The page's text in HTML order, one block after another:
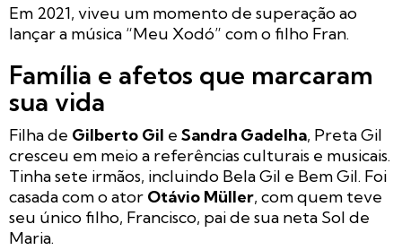
Em 2021, viveu um momento de superação ao
lançar a música “Meu Xodó” com o filho Fran.
Família e afetos que marcaram
sua vida
Filha de Gilberto Gil e Sandra Gadelha, Preta Gil
cresceu em meio a referências culturais e musicais.
Tinha sete irmãos, incluindo Bela Gil e Bem Gil. Foi
casada com o ator Otávio Müller, com quem teve
seu único filho, Francisco, pai de sua neta Sol de
Maria.